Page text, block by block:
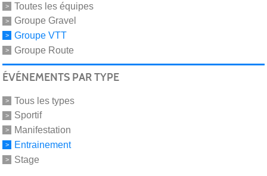
Toutes les équipes
Groupe Gravel
Groupe VTT
Groupe Route
ÉVÉNEMENTS PAR TYPE
Tous les types
Sportif
Manifestation
Entrainement
Stage